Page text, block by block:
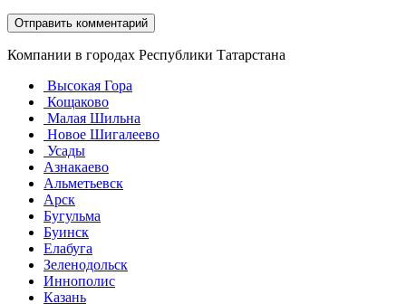
Компании в городах Республики Татарстана
Высокая Гора
Кощаково
Малая Шильна
Новое Шигалеево
Усады
Азнакаево
Альметьевск
Арск
Бугульма
Буинск
Елабуга
Зеленодольск
Иннополис
Казань